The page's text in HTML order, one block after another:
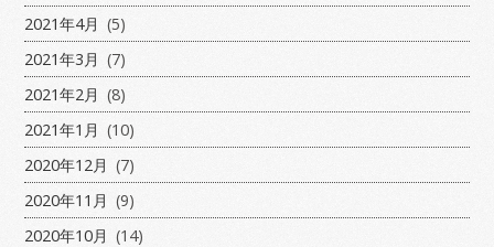
2021年4月 (5)
2021年3月 (7)
2021年2月 (8)
2021年1月 (10)
2020年12月 (7)
2020年11月 (9)
2020年10月 (14)